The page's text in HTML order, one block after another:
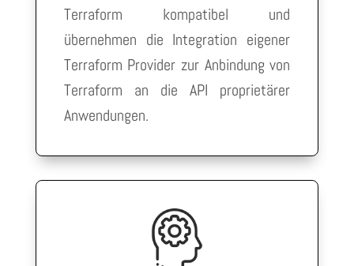
Terraform kompatibel und
übernehmen die Integration eigener
Terraform Provider zur Anbindung von
Terraform an die API proprietärer
Anwendungen.